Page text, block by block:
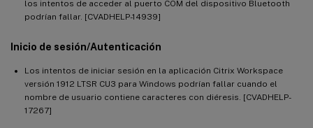
los intentos de acceder al puerto COM del dispositivo Bluetooth
podrían fallar. [CVADHELP-14939]
Inicio de sesión/Autenticación
Los intentos de iniciar sesión en la aplicación Citrix Workspace
versión 1912 LTSR CU3 para Windows podrían fallar cuando el
nombre de usuario contiene caracteres con diéresis. [CVADHELP-
17267]